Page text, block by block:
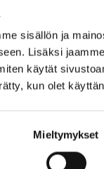
sisällön ja
Lisäksi
käytät
kun olet
Mieltymykset